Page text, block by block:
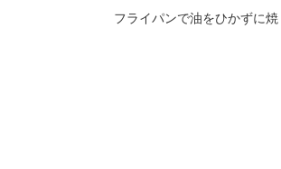
フライパンで油をひかずに焼